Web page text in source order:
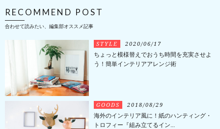
RECOMMEND POST
合わせて読みたい、編集部オススメ記事
STYLE 2020/06/17
ちょっと模様替えでおうち時間を充実させよ
う！簡単インテリアアレンジ術
GOODS 2018/08/29
海外のインテリア風に！紙のハンティング・
トロフィー『組み立てるイン...